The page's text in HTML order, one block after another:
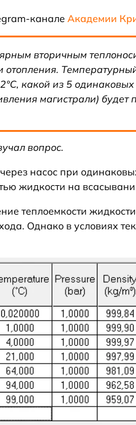
канале Академии
вторичным
какой из 5 одинаковых
магистрали) будет
вопрос.
насос при
жидкости на
теплоемкости
Однако в условиях